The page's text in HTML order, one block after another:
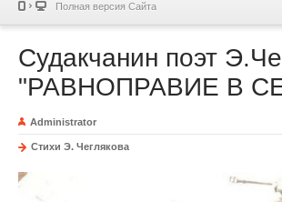
Полная версия Сайта
Судакчанин поэт
"РАВНОПРАВИЕ В
Administrator
Стихи Э. Чеглякова